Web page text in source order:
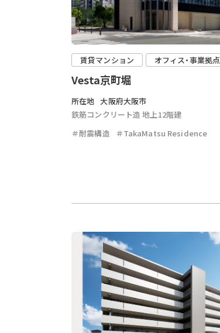
賃貸マンション オフィス・事業拠点
Vesta京町堀
所在地 大阪府大阪市
鉄筋コンクリート造 地上12階建
＃耐震構造
＃TakaMatsu Residence